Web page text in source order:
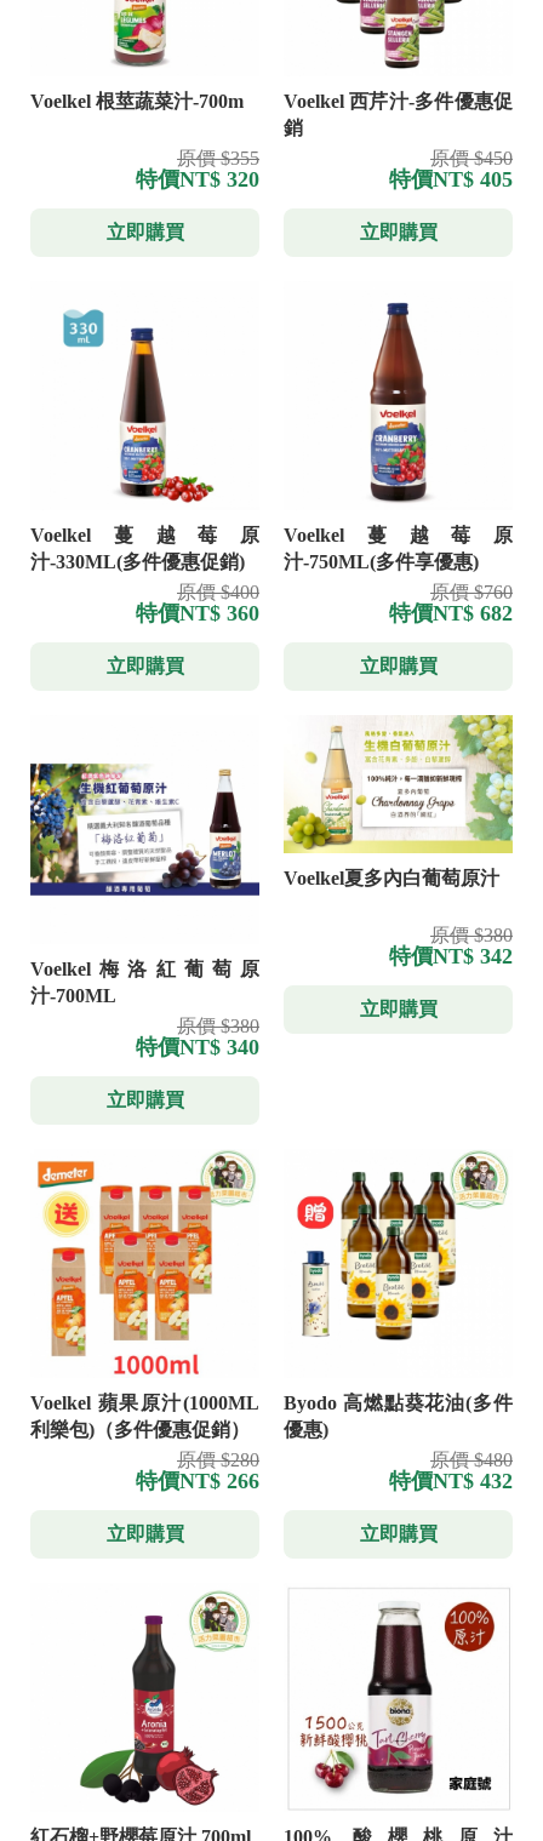
Voelkel 根莖蔬菜汁-700m
原價 $355
特價NT$ 320
立即購買
Voelkel 西芹汁-多件優惠促
銷
原價 $450
特價NT$ 405
立即購買
Voelkel蔓越莓原
汁-330ML(多件優惠促銷)
原價 $400
特價NT$ 360
立即購買
Voelkel蔓越莓原
汁-750ML(多件享優惠)
原價 $760
特價NT$ 682
立即購買
Voelkel梅洛紅葡萄原
汁-700ML
原價 $380
特價NT$ 340
立即購買
Voelkel夏多內白葡萄原汁
原價 $380
特價NT$ 342
立即購買
Voelkel 蘋果原汁(1000ML
利樂包)（多件優惠促銷）
原價 $280
特價NT$ 266
立即購買
Byodo 高燃點葵花油(多件
優惠)
原價 $480
特價NT$ 432
立即購買